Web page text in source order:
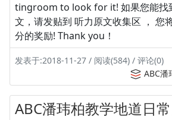
tingroom to look for it! 如果您能找
文，请发贴到 听力原文收集区 ， 您
分的奖励! Thank you！
发表于:2018-11-27 / 阅读(584) / 评论(0)
ABC潘
ABC潘玮柏教学地道日